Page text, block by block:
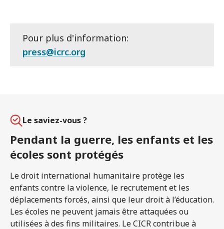
Pour plus d'information:
press@icrc.org
Le saviez-vous ?
Pendant la guerre, les enfants et les
écoles sont protégés
Le droit international humanitaire protège les
enfants contre la violence, le recrutement et les
déplacements forcés, ainsi que leur droit à l’éducation.
Les écoles ne peuvent jamais être attaquées ou
utilisées à des fins militaires. Le CICR contribue à